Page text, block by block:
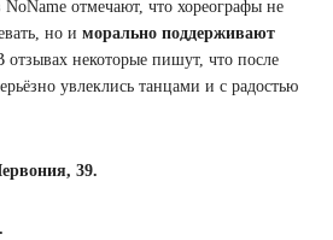
отмечают, что хореографы не
но и морально поддерживают
отзывах некоторые пишут, что после
увлеклись танцами и с радостью
39.